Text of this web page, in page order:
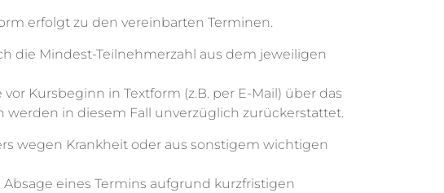
erfolgt zu den vereinbarten Terminen.
die Mindest-Teilnehmerzahl aus dem jeweiligen
Kursbeginn in Textform (z.B. per E-Mail) über das
in diesem Fall unverzüglich zurückerstattet.
wegen Krankheit oder aus sonstigem wichtigen
eines Termins aufgrund kurzfristigen